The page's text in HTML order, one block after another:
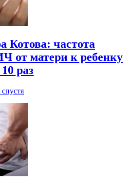
Котова: частота
от матери к ребенку
раз
спустя